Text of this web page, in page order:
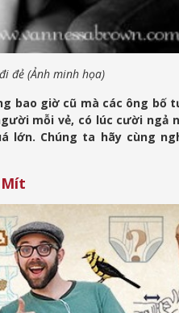
đẻ (Ảnh minh họa)
bao giờ cũ mà các ông bố
mỗi vẻ, có lúc cười ngả
lớn. Chúng ta hãy cùng